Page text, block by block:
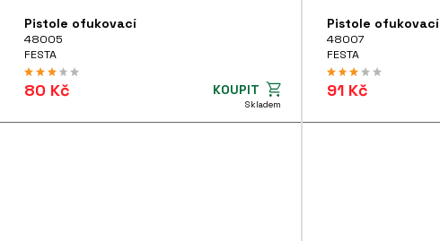
Pistole ofukovací
48005
FESTA
80 Kč KOUPIT
Skladem
Pistole ofukovací
48007
FESTA
91 Kč